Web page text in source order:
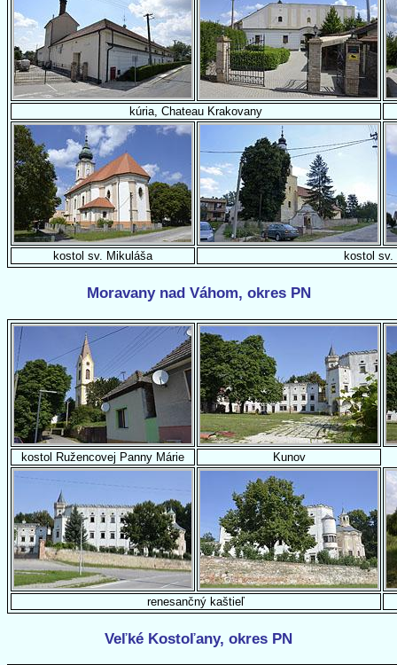
kúria, Chateau Krakovany
kostol sv. Mikuláša kostol sv.
Moravany nad Váhom, okres PN
kostol Ružencovej Panny Márie Kunov
renesančný kaštieľ
Veľké Kostoľany, okres PN